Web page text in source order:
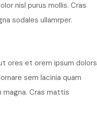
nisl purus mollis. Cras
sodales ullamrper.
ores et orem ipsum dolors
sem lacinia quam
Cras mattis